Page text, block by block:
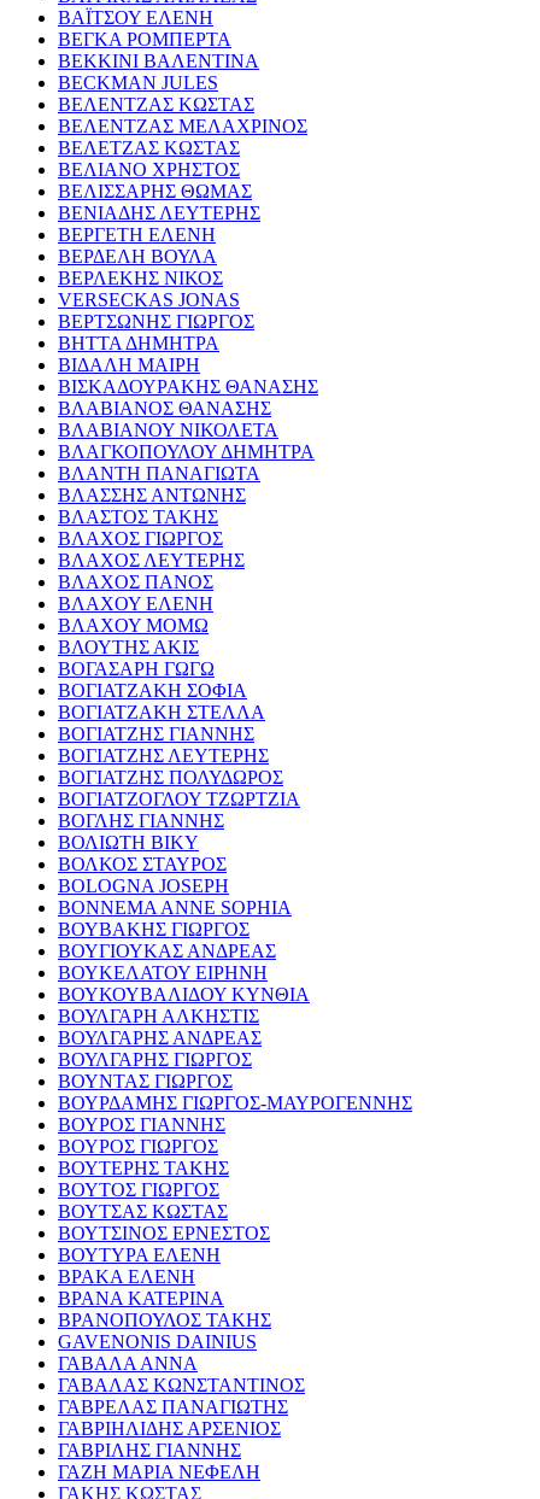
ΒΑΪΤΣΟΥ ΕΛΕΝΗ
ΒΕΓΚΑ ΡΟΜΠΕΡΤΑ
ΒΕΚΚΙΝΙ ΒΑΛΕΝΤΙΝΑ
BECKMAN JULES
ΒΕΛΕΝΤΖΑΣ ΚΩΣΤΑΣ
ΒΕΛΕΝΤΖΑΣ ΜΕΛΑΧΡΙΝΟΣ
ΒΕΛΕΤΖΑΣ ΚΩΣΤΑΣ
ΒΕΛΙΑΝΟ ΧΡΗΣΤΟΣ
ΒΕΛΙΣΣΑΡΗΣ ΘΩΜΑΣ
ΒΕΝΙΑΔΗΣ ΛΕΥΤΕΡΗΣ
ΒΕΡΓΕΤΗ ΕΛΕΝΗ
ΒΕΡΔΕΛΗ ΒΟΥΛΑ
ΒΕΡΛΕΚΗΣ ΝΙΚΟΣ
VERSECKAS JONAS
ΒΕΡΤΣΩΝΗΣ ΓΙΩΡΓΟΣ
ΒΗΤΤΑ ΔΗΜΗΤΡΑ
ΒΙΔΑΛΗ ΜΑΙΡΗ
ΒΙΣΚΑΔΟΥΡΑΚΗΣ ΘΑΝΑΣΗΣ
ΒΛΑΒΙΑΝΟΣ ΘΑΝΑΣΗΣ
ΒΛΑΒΙΑΝΟΥ ΝΙΚΟΛΕΤΑ
ΒΛΑΓΚΟΠΟΥΛΟΥ ΔΗΜΗΤΡΑ
ΒΛΑΝΤΗ ΠΑΝΑΓΙΩΤΑ
ΒΛΑΣΣΗΣ ΑΝΤΩΝΗΣ
ΒΛΑΣΤΟΣ ΤΑΚΗΣ
ΒΛΑΧΟΣ ΓΙΩΡΓΟΣ
ΒΛΑΧΟΣ ΛΕΥΤΕΡΗΣ
ΒΛΑΧΟΣ ΠΑΝΟΣ
ΒΛΑΧΟΥ ΕΛΕΝΗ
ΒΛΑΧΟΥ ΜΟΜΩ
ΒΛΟΥΤΗΣ ΑΚΙΣ
ΒΟΓΑΣΑΡΗ ΓΩΓΩ
ΒΟΓΙΑΤΖΑΚΗ ΣΟΦΙΑ
ΒΟΓΙΑΤΖΑΚΗ ΣΤΕΛΛΑ
ΒΟΓΙΑΤΖΗΣ ΓΙΑΝΝΗΣ
ΒΟΓΙΑΤΖΗΣ ΛΕΥΤΕΡΗΣ
ΒΟΓΙΑΤΖΗΣ ΠΟΛΥΔΩΡΟΣ
ΒΟΓΙΑΤΖΟΓΛΟΥ ΤΖΩΡΤΖΙΑ
ΒΟΓΛΗΣ ΓΙΑΝΝΗΣ
ΒΟΛΙΩΤΗ ΒΙΚΥ
ΒΟΛΚΟΣ ΣΤΑΥΡΟΣ
BOLOGNA JOSEPH
BONNEMA ANNE SOPHIA
ΒΟΥΒΑΚΗΣ ΓΙΩΡΓΟΣ
ΒΟΥΓΙΟΥΚΑΣ ΑΝΔΡΕΑΣ
ΒΟΥΚΕΛΑΤΟΥ ΕΙΡΗΝΗ
ΒΟΥΚΟΥΒΑΛΙΔΟΥ ΚΥΝΘΙΑ
ΒΟΥΛΓΑΡΗ ΑΛΚΗΣΤΙΣ
ΒΟΥΛΓΑΡΗΣ ΑΝΔΡΕΑΣ
ΒΟΥΛΓΑΡΗΣ ΓΙΩΡΓΟΣ
ΒΟΥΝΤΑΣ ΓΙΩΡΓΟΣ
ΒΟΥΡΔΑΜΗΣ ΓΙΩΡΓΟΣ-ΜΑΥΡΟΓΕΝΝΗΣ
ΒΟΥΡΟΣ ΓΙΑΝΝΗΣ
ΒΟΥΡΟΣ ΓΙΩΡΓΟΣ
ΒΟΥΤΕΡΗΣ ΤΑΚΗΣ
ΒΟΥΤΟΣ ΓΙΩΡΓΟΣ
ΒΟΥΤΣΑΣ ΚΩΣΤΑΣ
ΒΟΥΤΣΙΝΟΣ ΕΡΝΕΣΤΟΣ
ΒΟΥΤΥΡΑ ΕΛΕΝΗ
ΒΡΑΚΑ ΕΛΕΝΗ
ΒΡΑΝΑ ΚΑΤΕΡΙΝΑ
ΒΡΑΝΟΠΟΥΛΟΣ ΤΑΚΗΣ
GAVENONIS DAINIUS
ΓΑΒΑΛΑ ΑΝΝΑ
ΓΑΒΑΛΑΣ ΚΩΝΣΤΑΝΤΙΝΟΣ
ΓΑΒΡΕΛΑΣ ΠΑΝΑΓΙΩΤΗΣ
ΓΑΒΡΙΗΛΙΔΗΣ ΑΡΣΕΝΙΟΣ
ΓΑΒΡΙΛΗΣ ΓΙΑΝΝΗΣ
ΓΑΖΗ ΜΑΡΙΑ ΝΕΦΕΛΗ
ΓΑΚΗΣ ΚΩΣΤΑΣ